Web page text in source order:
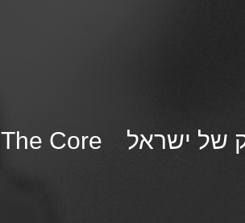
של ישראל The Core